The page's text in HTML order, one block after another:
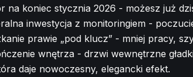
na koniec stycznia 2026 - możesz już
inwestycja z monitoringiem -
prawie „pod klucz” - mniej pracy,
wnętrza - drzwi wewnętrzne
daje nowoczesny, elegancki efekt.